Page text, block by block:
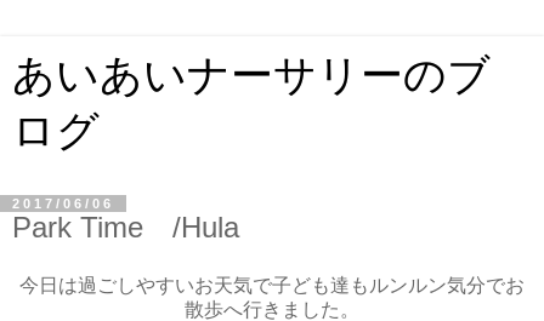
あいあいナーサリーのブ
ログ
2017/06/06
Park Time /Hula
今日は過ごしやすいお天気で子ども達もルンルン気分でお
散歩へ行きました。